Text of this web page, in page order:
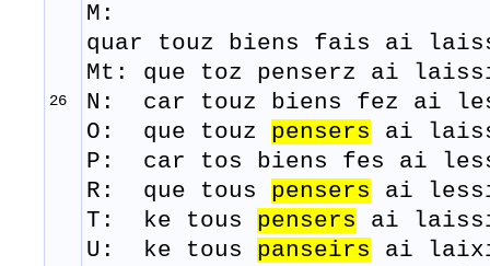
26
M:
quar touz biens fais ai
Mt: que toz penserz ai
N: car touz biens fez ai
O: que touz pensers ai
P: car tos biens fes ai
R: que tous pensers ai
T: ke tous pensers ai
U: ke tous panseirs ai